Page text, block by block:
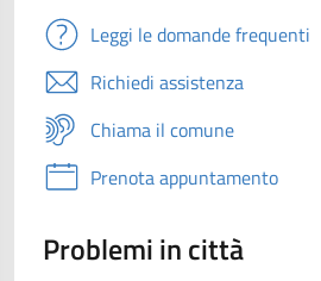
Leggi le domande frequenti
Richiedi assistenza
Chiama il comune
Prenota appuntamento
Problemi in città